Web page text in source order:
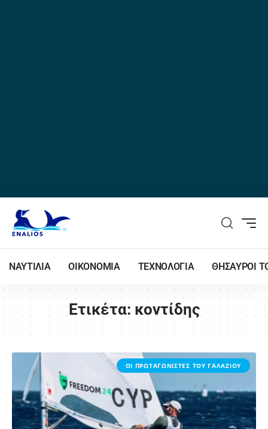
ΝΑΥΤΙΛΙΑ ΟΙΚΟΝΟΜΙΑ ΤΕΧΝΟΛΟΓΙΑ ΘΗΣΑΥΡΟΙ
Ετικέτα: κοντίδης
ΟΙ ΠΡΩΤΑΓΩΝΙΣΤΕΣ ΤΟΥ ΓΑΛΑΖΙΟΥ